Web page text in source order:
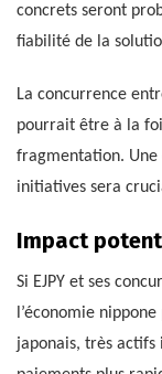
concrets seront
fiabilité de la
La concurrence
pourrait être à la
fragmentation.
initiatives sera
Impact
Si EJPY et ses
l’économie
japonais, très